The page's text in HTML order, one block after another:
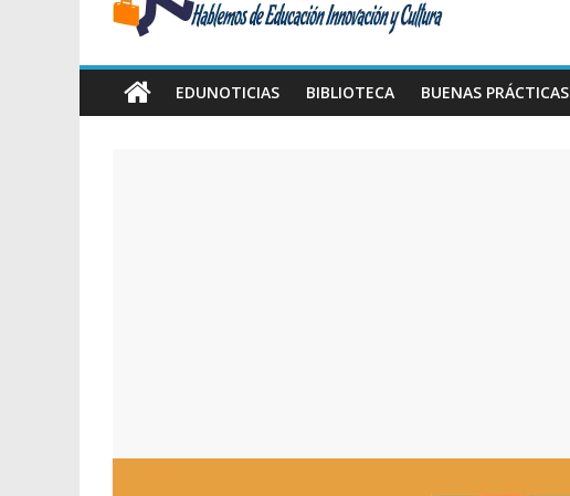
Educación,
EDUNOTICIAS BIBLIOTECA BUENAS PRÁCTICAS